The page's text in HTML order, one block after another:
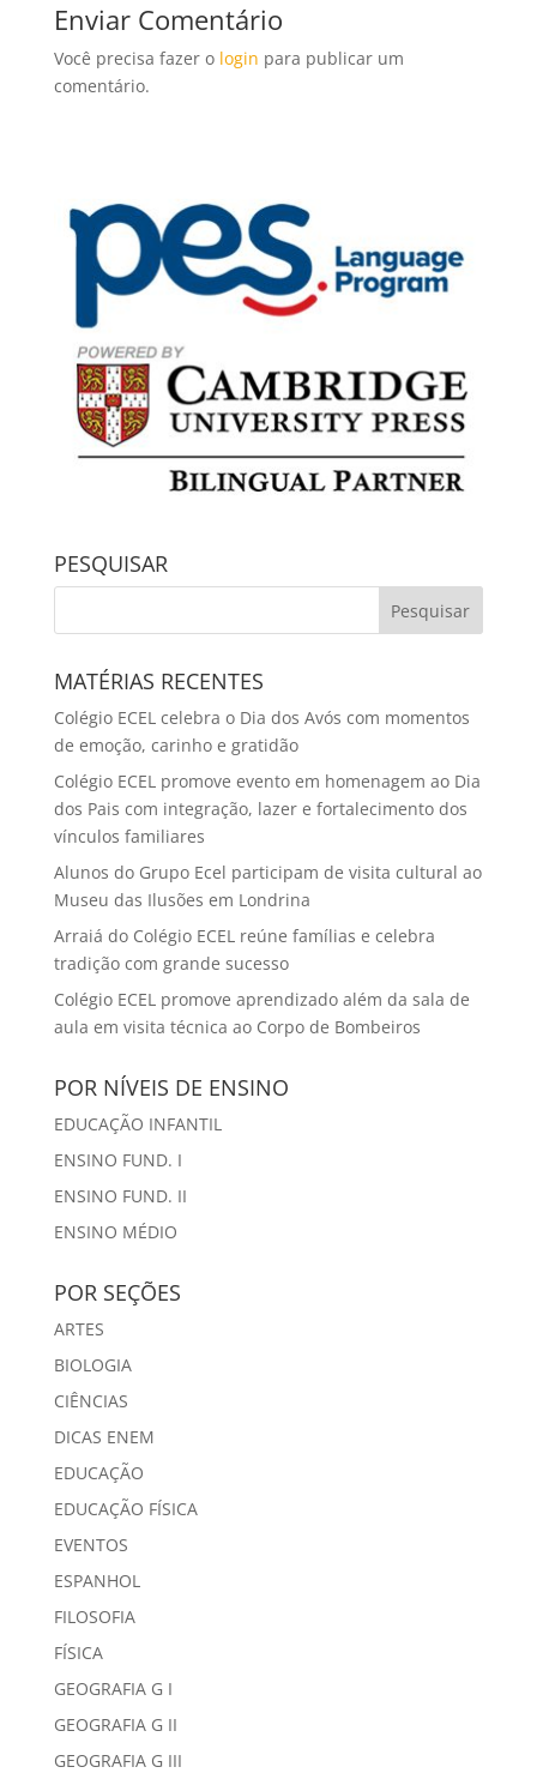
Enviar Comentário
Você precisa fazer o login para publicar um
comentário.
PESQUISAR
MATÉRIAS RECENTES
Colégio ECEL celebra o Dia dos Avós com momentos
de emoção, carinho e gratidão
Colégio ECEL promove evento em homenagem ao Dia
dos Pais com integração, lazer e fortalecimento dos
vínculos familiares
Alunos do Grupo Ecel participam de visita cultural ao
Museu das Ilusões em Londrina
Arraiá do Colégio ECEL reúne famílias e celebra
tradição com grande sucesso
Colégio ECEL promove aprendizado além da sala de
aula em visita técnica ao Corpo de Bombeiros
POR NÍVEIS DE ENSINO
EDUCAÇÃO INFANTIL
ENSINO FUND. I
ENSINO FUND. II
ENSINO MÉDIO
POR SEÇÕES
ARTES
BIOLOGIA
CIÊNCIAS
DICAS ENEM
EDUCAÇÃO
EDUCAÇÃO FÍSICA
EVENTOS
ESPANHOL
FILOSOFIA
FÍSICA
GEOGRAFIA G I
GEOGRAFIA G II
GEOGRAFIA G III